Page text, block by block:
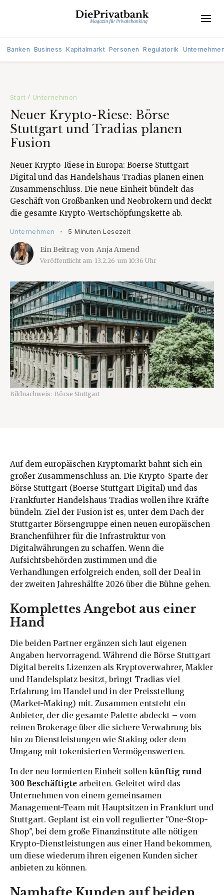
Banken Business Kapitalmarkt Personen Regulatorik
Start / Unternehmen
Neuer Krypto-Riese: Börse
Stuttgart und Tradias planen
Fusion
Neuer Krypto-Riese in Europa: Boerse Stuttgart
Digital und das Handelshaus Tradias planen einen
Zusammenschluss. Die neue Einheit bündelt das
Geschäft von Großbanken und Neobrokern und deckt
die gesamte Krypto-Wertschöpfungskette ab.
Unternehmen • 5 Minuten Lesezeit
Ein Beitrag von Anja Amend
Veröffentlicht am 13.2.26 um 10:36 Uhr
Bildnachweis: Börse Stuttgart
Auf dem europäischen Kryptomarkt bahnt sich ein
großer Zusammenschluss an. Die Krypto-Sparte der
Börse Stuttgart (Boerse Stuttgart Digital) und das
Frankfurter Handelshaus Tradias wollen ihre Kräfte
bündeln. Ziel der Fusion ist es, unter dem Dach der
Stuttgarter Börsengruppe einen neuen europäischen
Branchenführer für die Infrastruktur von
Digitalwährungen zu schaffen. Wenn die
Aufsichtsbehörden zustimmen und die
Verhandlungen erfolgreich enden, soll der Deal in
der zweiten Jahreshälfte 2026 über die Bühne gehen.
Komplettes Angebot aus einer
Hand
Die beiden Partner ergänzen sich laut eigenen
Angaben hervorragend. Während die Börse Stuttgart
Digital bereits Lizenzen als Kryptoverwahrer, Makler
und Handelsplatz besitzt, bringt Tradias viel
Erfahrung im Handel und in der Preisstellung
(Market-Making) mit. Zusammen entsteht ein
Anbieter, der die gesamte Palette abdeckt – vom
reinen Brokerage über die sichere Verwahrung bis
hin zu Dienstleistungen wie Staking oder dem
Umgang mit tokenisierten Vermögenswerten.
In der neu formierten Einheit sollen künftig rund
300 Beschäftigte arbeiten. Geleitet wird das
Unternehmen von einem gemeinsamen
Management-Team mit Hauptsitzen in Frankfurt und
Stuttgart. Geplant ist ein voll regulierter "One-Stop-
Shop", bei dem große Finanzinstitute alle nötigen
Krypto-Dienstleistungen aus einer Hand bekommen,
um diese wiederum ihren eigenen Kunden sicher
anbieten zu können.